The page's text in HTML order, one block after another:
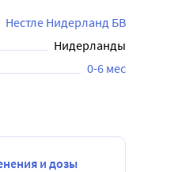
Нестле Нидерланд БВ
Нидерланды
0-6 мес
и дозы